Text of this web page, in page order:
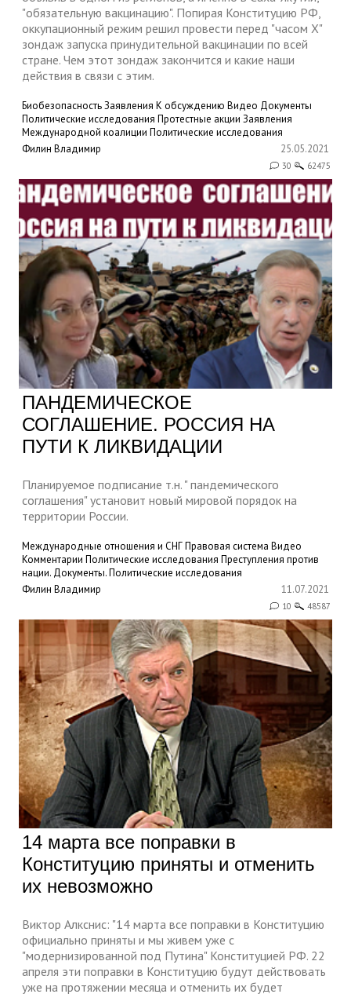
"обязательную вакцинацию". Попирая Конституцию РФ,
оккупационный режим решил провести перед "часом Х"
зондаж запуска принудительной вакцинации по всей
стране. Чем этот зондаж закончится и какие наши
действия в связи с этим.
БиобезопасностьЗаявления К обсуждению Видео Документы
Политические исследования Протестные акции Заявления
Международной коалиции Политические исследования
Филин Владимир
25.05.2021
30 62475
ПАНДЕМИЧЕСКОЕ
СОГЛАШЕНИЕ. РОССИЯ НА
ПУТИ К ЛИКВИДАЦИИ
Планируемое подписание т.н. " пандемического
соглашения" установит новый мировой порядок на
территории России.
Международные отношения и СНГПравовая система Видео
Комментарии Политические исследования Преступления против
нации. Документы.Политические исследования
Филин Владимир
11.07.2021
10 48587
14 марта все поправки в
Конституцию приняты и отменить
их невозможно
Виктор Алкснис: "14 марта все поправки в Конституцию
официально приняты и мы живем уже с
"модернизированной под Путина" Конституцией РФ. 22
апреля эти поправки в Конституцию будут действовать
уже на протяжении месяца и отменить их будет